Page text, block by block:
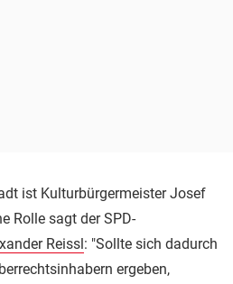
ist Kulturbürgermeister Josef
Rolle sagt der SPD-
Reissl : "Sollte sich dadurch
ergeben,